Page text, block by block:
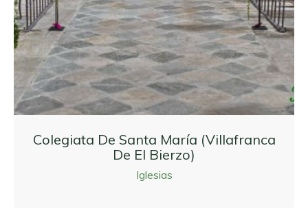
Colegiata De Santa María (Villafranca
De El Bierzo)
Iglesias